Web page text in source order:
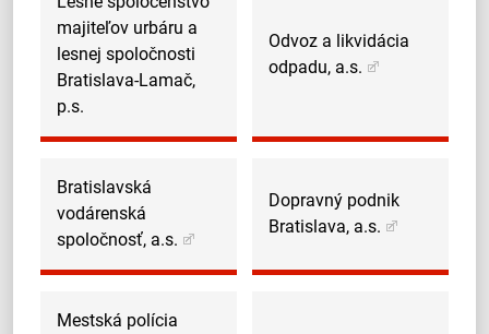
majiteľov urbáru a
lesnej spoločnosti
Bratislava-Lamač,
p.s.
Odvoz a likvidácia
odpadu, a.s.
Bratislavská
vodárenská
spoločnosť, a.s.
Dopravný podnik
Bratislava, a.s.
Mestská polícia